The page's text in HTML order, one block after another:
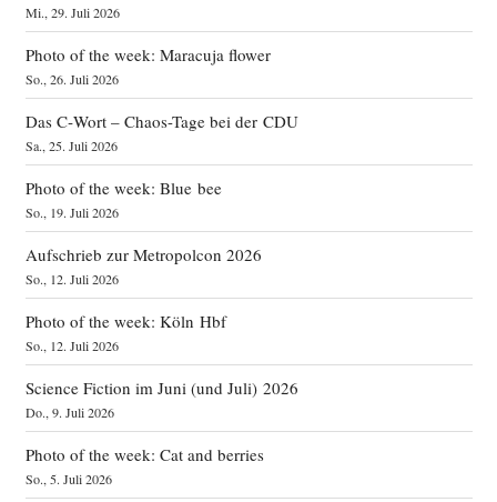
Mi., 29. Juli 2026
Photo of the week: Maracuja flower
So., 26. Juli 2026
Das C‑Wort – Chaos-Tage bei der CDU
Sa., 25. Juli 2026
Photo of the week: Blue bee
So., 19. Juli 2026
Aufschrieb zur Metropolcon 2026
So., 12. Juli 2026
Photo of the week: Köln Hbf
So., 12. Juli 2026
Science Fiction im Juni (und Juli) 2026
Do., 9. Juli 2026
Photo of the week: Cat and berries
So., 5. Juli 2026